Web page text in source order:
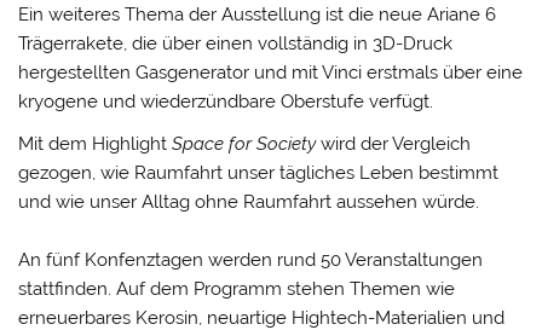
Ein weiteres Thema der Ausstellung ist die neue Ariane 6
Trägerrakete, die über einen vollständig in 3D-Druck
hergestellten Gasgenerator und mit Vinci erstmals über eine
kryogene und wiederzündbare Oberstufe verfügt.
Mit dem HighlightSpace for Societywird der Vergleich
gezogen, wie Raumfahrt unser tägliches Leben bestimmt
und wie unser Alltag ohne Raumfahrt aussehen würde.
An fünf Konfenztagen werden rund 50 Veranstaltungen
stattfinden. Auf dem Programm stehen Themen wie
erneuerbares Kerosin, neuartige Hightech-Materialien und